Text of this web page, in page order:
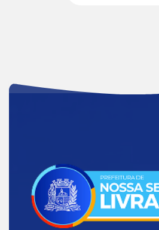
Acessar
Página
Inicial